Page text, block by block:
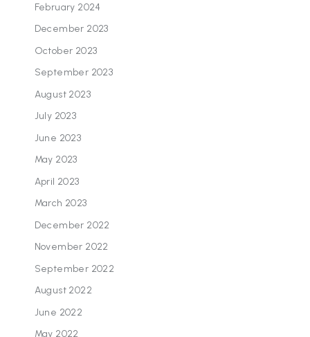
February 2024
December 2023
October 2023
September 2023
August 2023
July 2023
June 2023
May 2023
April 2023
March 2023
December 2022
November 2022
September 2022
August 2022
June 2022
May 2022